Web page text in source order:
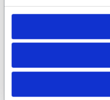
AGENCE DE CAEN